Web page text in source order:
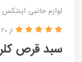
لوازم جانبی اینتکس
سبد قرص
از 20